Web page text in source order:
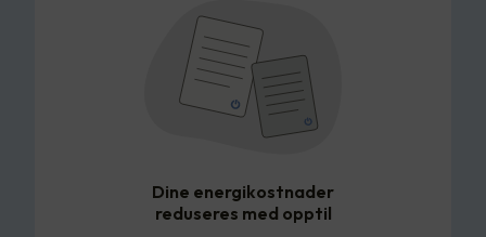
Dine energikostnader
reduseres med opptil